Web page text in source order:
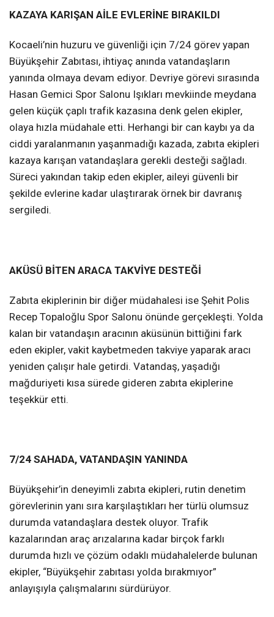
KAZAYA KARIŞAN AİLE EVLERİNE BIRAKILDI
Kocaeli’nin huzuru ve güvenliği için 7/24 görev yapan
Büyükşehir Zabıtası, ihtiyaç anında vatandaşların
yanında olmaya devam ediyor. Devriye görevi sırasında
Hasan Gemici Spor Salonu Işıkları mevkiinde meydana
gelen küçük çaplı trafik kazasına denk gelen ekipler,
olaya hızla müdahale etti. Herhangi bir can kaybı ya da
ciddi yaralanmanın yaşanmadığı kazada, zabıta ekipleri
kazaya karışan vatandaşlara gerekli desteği sağladı.
Süreci yakından takip eden ekipler, aileyi güvenli bir
şekilde evlerine kadar ulaştırarak örnek bir davranış
sergiledi.
AKÜSÜ BİTEN ARACA TAKVİYE DESTEĞİ
Zabıta ekiplerinin bir diğer müdahalesi ise Şehit Polis
Recep Topaloğlu Spor Salonu önünde gerçekleşti. Yolda
kalan bir vatandaşın aracının aküsünün bittiğini fark
eden ekipler, vakit kaybetmeden takviye yaparak aracı
yeniden çalışır hale getirdi. Vatandaş, yaşadığı
mağduriyeti kısa sürede gideren zabıta ekiplerine
teşekkür etti.
7/24 SAHADA, VATANDAŞIN YANINDA
Büyükşehir’in deneyimli zabıta ekipleri, rutin denetim
görevlerinin yanı sıra karşılaştıkları her türlü olumsuz
durumda vatandaşlara destek oluyor. Trafik
kazalarından araç arızalarına kadar birçok farklı
durumda hızlı ve çözüm odaklı müdahalelerde bulunan
ekipler, “Büyükşehir zabıtası yolda bırakmıyor”
anlayışıyla çalışmalarını sürdürüyor.